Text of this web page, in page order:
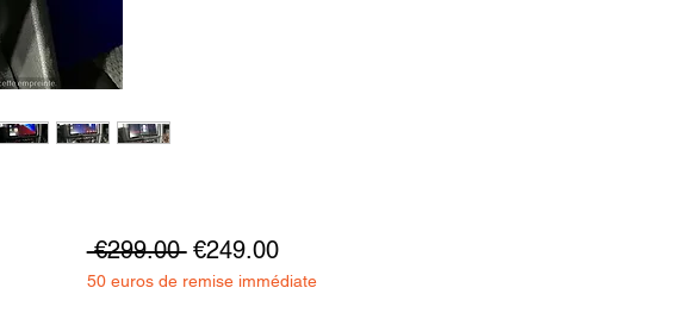
€299.00 Regular
Price
€249.00Sale
Price
50 euros de remise immédiate